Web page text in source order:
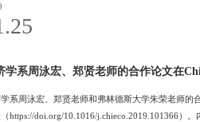
学系周泳宏、郑贤老师的合作论文在
系周泳宏、郑贤老师和弗林德斯大学朱荣老师的
https://doi.org/10.1016/j.chieco.2019.101366）